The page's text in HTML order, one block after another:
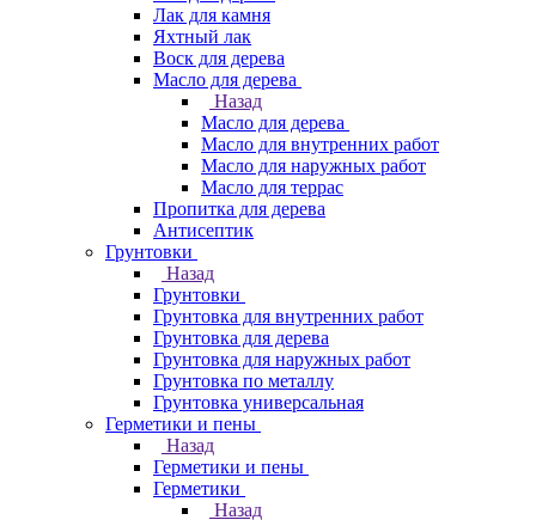
Лак для камня
Яхтный лак
Воск для дерева
Масло для дерева
Назад
Масло для дерева
Масло для внутренних работ
Масло для наружных работ
Масло для террас
Пропитка для дерева
Антисептик
Грунтовки
Назад
Грунтовки
Грунтовка для внутренних работ
Грунтовка для дерева
Грунтовка для наружных работ
Грунтовка по металлу
Грунтовка универсальная
Герметики и пены
Назад
Герметики и пены
Герметики
Назад